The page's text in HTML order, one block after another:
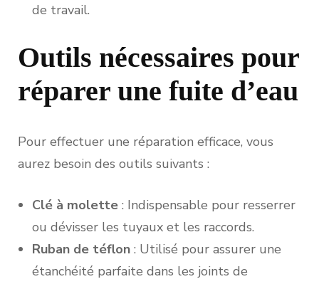
de travail.
Outils nécessaires pour
réparer une fuite d’eau
Pour effectuer une réparation efficace, vous
aurez besoin des outils suivants :
Clé à molette : Indispensable pour resserrer
ou dévisser les tuyaux et les raccords.
Ruban de téflon : Utilisé pour assurer une
étanchéité parfaite dans les joints de